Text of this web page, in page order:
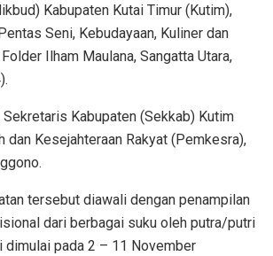
Kabupaten Kutai Timur (Kutim),
Seni, Kebudayaan, Kuliner dan
Ilham Maulana, Sangatta Utara,
Kabupaten (Sekkab) Kutim
dan Kesejahteraan Rakyat (Pemkesra),
tersebut diawali dengan penampilan
dari berbagai suku oleh putra/putri
dimulai pada 2 – 11 November